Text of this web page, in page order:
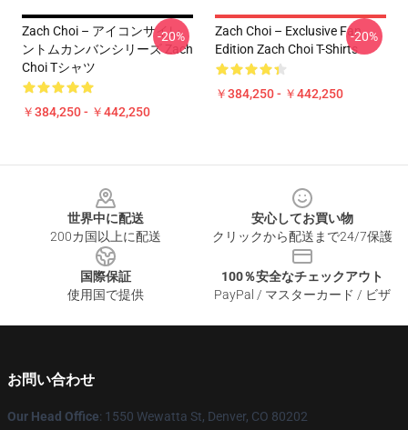
Zach Choi – アイコンサイレ
ントムカンバンシリーズ Zach
Choi Tシャツ
￥384,250 - ￥442,250
-20%
Zach Choi – Exclusive Fan
Edition Zach Choi T-Shirts
￥384,250 - ￥442,250
-20%
世界中に配送
200カ国以上に配送
安心してお買い物
クリックから配送まで24/7保護
国際保証
使用国で提供
100％安全なチェックアウト
PayPal / マスターカード / ビザ
お問い合わせ
Our Head Office: 1550 Wewatta St, Denver, CO 80202